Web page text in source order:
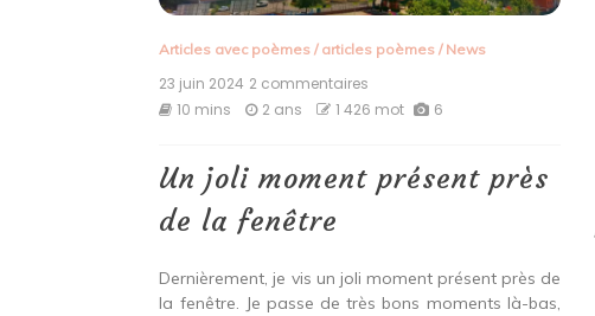
Articles avec poèmes / articles poèmes / News
23 juin 2024 2 commentaires
Un
présent
près
10 mins 2 ans 1 426 mot 6
Un joli moment présent près
de la fenêtre
Dernièrement, je vis un joli moment présent près de
la fenêtre. Je passe de très bons moments là-bas,